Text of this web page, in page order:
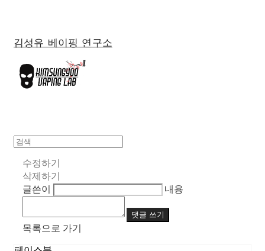
김성유 베이핑 연구소
수정하기
삭제하기
글쓴이
내용
댓글 쓰기
목록으로 가기